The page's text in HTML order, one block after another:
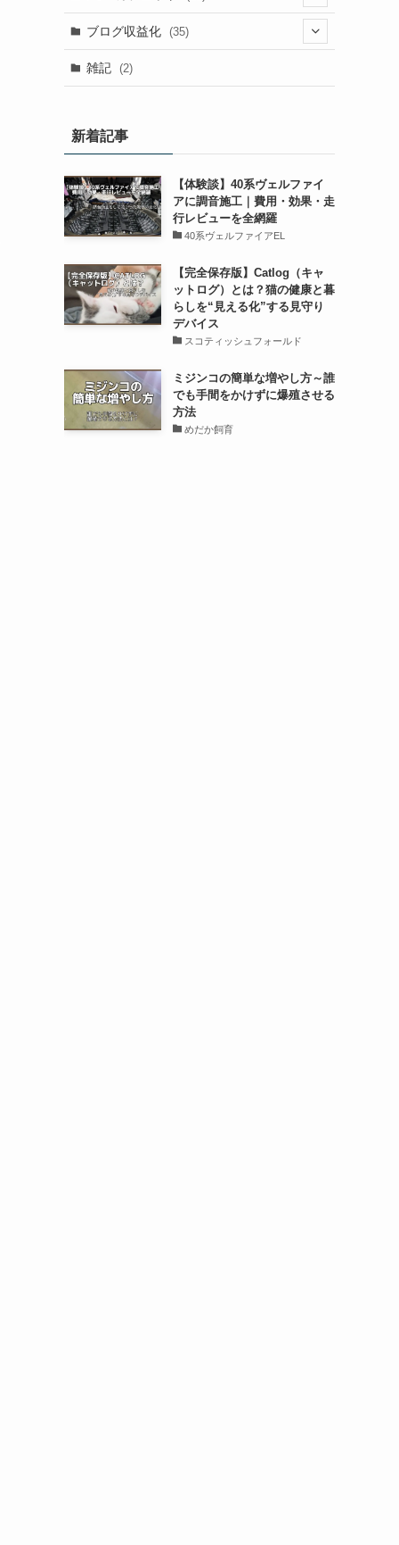
(1)
(25)
(2)
(5)
(8)
(1)
(1)
ブログ収益化 (35)
(6)
(2)
(2)
(5)
(2)
(1)
雑記 (2)
新着記事
【体験談】40系ヴェルファイ
アに調音施工｜費用・効果・走
行レビューを全網羅
40系ヴェルファイアEL
【完全保存版】Catlog（キャ
ットログ）とは？猫の健康と暮
らしを“見える化”する見守り
デバイス
スコティッシュフォールド
ミジンコの簡単な増やし方～誰
でも手間をかけずに爆殖させる
方法
めだか飼育